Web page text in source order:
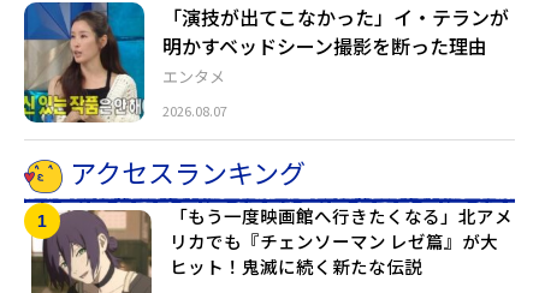
エンタメ
「演技が出てこなかった」イ・テランが
明かすベッドシーン撮影を断った理由
2026.08.07
アクセスランキング
「もう一度映画館へ行きたくなる」北アメ
リカでも『チェンソーマン レゼ篇』が大
ヒット！鬼滅に続く新たな伝説